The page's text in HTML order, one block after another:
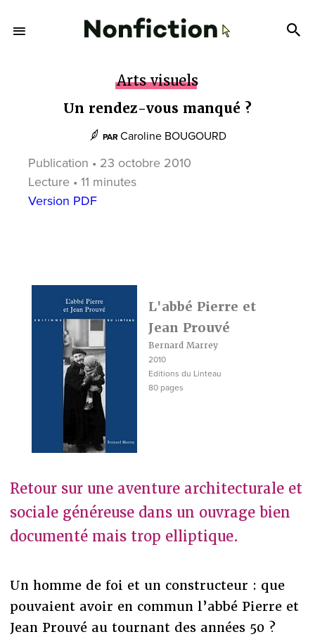
Arts visuels
Un rendez-vous manqué ?
PAR Caroline BOUGOURD
Publication • 23 octobre 2010
Lecture • 11 minutes
Version PDF
L'abbé Pierre et
Jean Prouvé
Bernard Marrey
2010
Editions du Linteau
80 pages
Retour sur une aventure architecturale et
sociale généreuse dans un ouvrage bien
documenté mais trop elliptique.
Un homme de foi et un constructeur : que
pouvaient avoir en commun l’abbé Pierre et
Jean Prouvé au tournant des années 50 ?